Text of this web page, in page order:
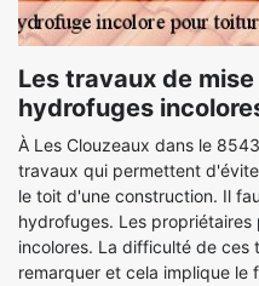
Les travaux de
hydrofuges
À Les Clouzeaux dans le
travaux qui permettent
le toit d'une construction. Il
hydrofuges. Les
incolores. La difficulté de ces
remarquer et cela implique